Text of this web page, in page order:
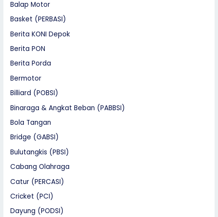
Balap Motor
Basket (PERBASI)
Berita KONI Depok
Berita PON
Berita Porda
Bermotor
Billiard (POBSI)
Binaraga & Angkat Beban (PABBSI)
Bola Tangan
Bridge (GABSI)
Bulutangkis (PBSI)
Cabang Olahraga
Catur (PERCASI)
Cricket (PCI)
Dayung (PODSI)